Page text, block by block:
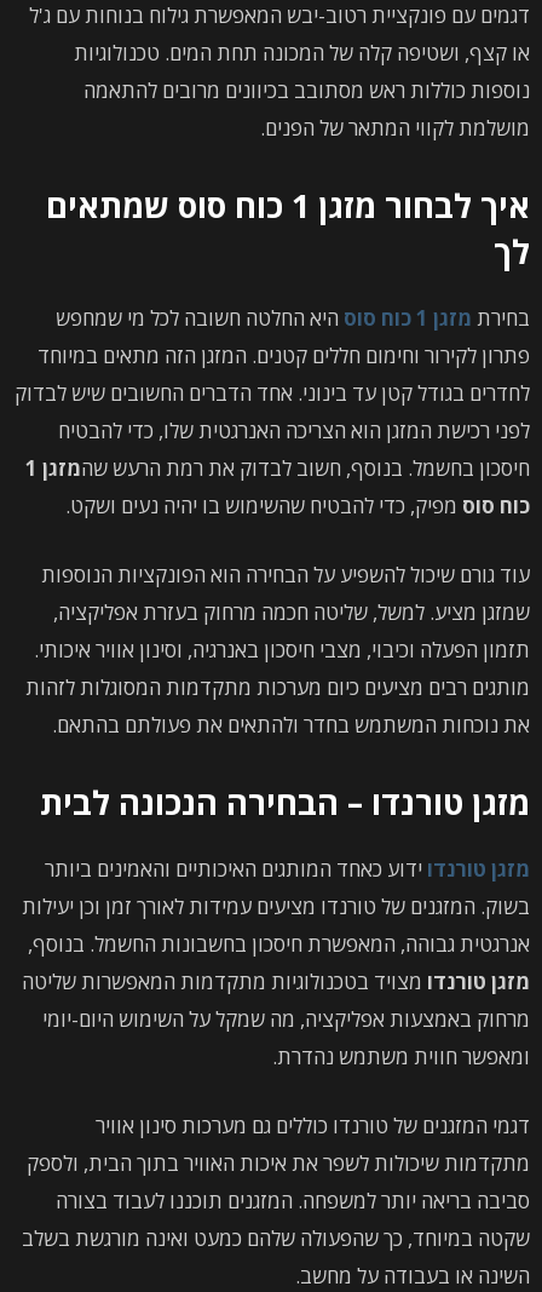
דגמים עם פונקציית רטוב-יבש המאפשרת גילוח בנוחות עם ג'ל
או קצף, ושטיפה קלה של המכונה תחת המים. טכנולוגיות
נוספות כוללות ראש מסתובב בכיוונים מרובים להתאמה
מושלמת לקווי המתאר של הפנים.
איך לבחור מזגן 1 כוח סוס שמתאים
לך
בחירת מזגן 1 כוח סוס
היא החלטה חשובה לכל מי שמחפש
פתרון לקירור וחימום חללים קטנים. המזגן הזה מתאים במיוחד
לחדרים בגודל קטן עד בינוני. אחד הדברים החשובים שיש לבדוק
לפני רכישת המזגן הוא הצריכה האנרגטית שלו, כדי להבטיח
חיסכון בחשמל. בנוסף, חשוב לבדוק את רמת הרעש שה
מזגן 1
כוח סוס מפיק, כדי להבטיח שהשימוש בו יהיה נעים ושקט.
עוד גורם שיכול להשפיע על הבחירה הוא הפונקציות הנוספות
שמזגן מציע. למשל, שליטה חכמה מרחוק בעזרת אפליקציה,
תזמון הפעלה וכיבוי, מצבי חיסכון באנרגיה, וסינון אוויר איכותי.
מותגים רבים מציעים כיום מערכות מתקדמות המסוגלות לזהות
את נוכחות המשתמש בחדר ולהתאים את פעולתם בהתאם.
מזגן טורנדו – הבחירה הנכונה לבית
מזגן טורנדו ידוע כאחד המותגים האיכותיים והאמינים ביותר
בשוק. המזגנים של טורנדו מציעים עמידות לאורך זמן וכן יעילות
אנרגטית גבוהה, המאפשרת חיסכון בחשבונות החשמל. בנוסף,
מזגן טורנדו מצויד בטכנולוגיות מתקדמות המאפשרות שליטה
מרחוק באמצעות אפליקציה, מה שמקל על השימוש היום-יומי
ומאפשר חווית משתמש נהדרת.
דגמי המזגנים של טורנדו כוללים גם מערכות סינון אוויר
מתקדמות שיכולות לשפר את איכות האוויר בתוך הבית, ולספק
סביבה בריאה יותר למשפחה. המזגנים תוכננו לעבוד בצורה
שקטה במיוחד, כך שהפעולה שלהם כמעט ואינה מורגשת בשלב
השינה או בעבודה על מחשב.